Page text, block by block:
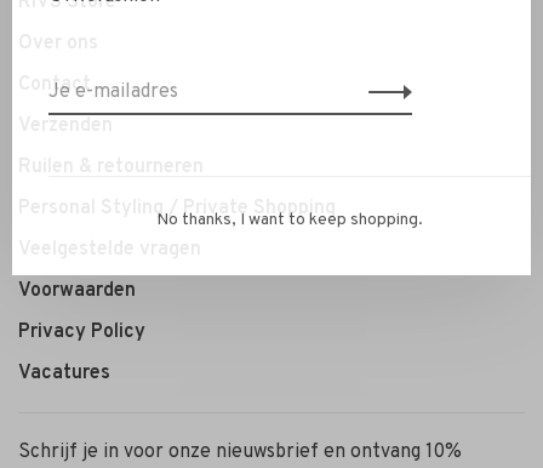
Contact
Personal Styling / Private Shopping
Voorwaarden
Privacy Policy
Vacatures
Schrijf je in voor onze nieuwsbrief en ontvang 10%
No thanks, I want to keep shopping.